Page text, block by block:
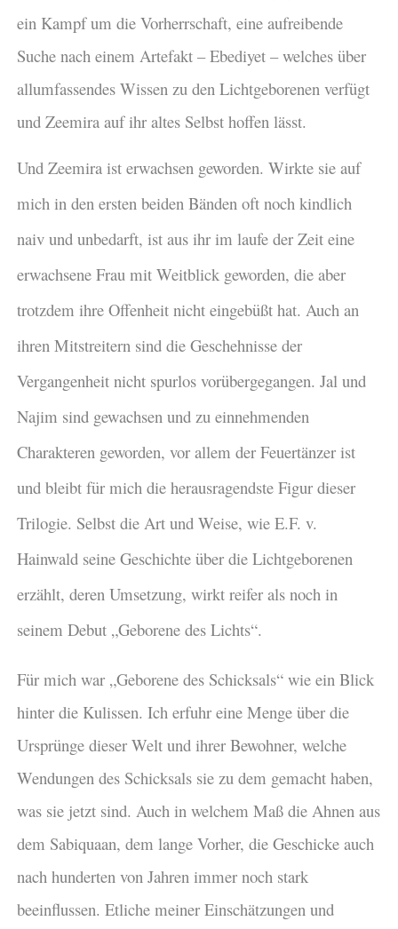
ein Kampf um die Vorherrschaft, eine aufreibende
Suche nach einem Artefakt – Ebediyet – welches über
allumfassendes Wissen zu den Lichtgeborenen verfügt
und Zeemira auf ihr altes Selbst hoffen lässt.
Und Zeemira ist erwachsen geworden. Wirkte sie auf
mich in den ersten beiden Bänden oft noch kindlich
naiv und unbedarft, ist aus ihr im laufe der Zeit eine
erwachsene Frau mit Weitblick geworden, die aber
trotzdem ihre Offenheit nicht eingebüßt hat. Auch an
ihren Mitstreitern sind die Geschehnisse der
Vergangenheit nicht spurlos vorübergegangen. Jal und
Najim sind gewachsen und zu einnehmenden
Charakteren geworden, vor allem der Feuertänzer ist
und bleibt für mich die herausragendste Figur dieser
Trilogie. Selbst die Art und Weise, wie E.F. v.
Hainwald seine Geschichte über die Lichtgeborenen
erzählt, deren Umsetzung, wirktreifer als noch in
seinem Debut „Geborene des Lichts“.
Für mich war „Geborene des Schicksals“ wie ein Blick
hinter die Kulissen. Ich erfuhr eine Menge über die
Ursprünge dieser Welt und ihrer Bewohner, welche
Wendungen des Schicksals sie zu dem gemacht haben,
was sie jetzt sind. Auch in welchem Maß die Ahnen aus
dem Sabiquaan, dem lange Vorher, die Geschicke auch
nach hunderten von Jahren immer noch stark
beeinflussen. Etliche meiner Einschätzungen und